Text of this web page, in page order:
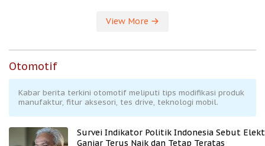
View More
Otomotif
Kabar berita terkini otomotif meliputi tips modifikasi produk
manufaktur, fitur aksesori, tes drive, teknologi mobil.
Survei Indikator Politik Indonesia Sebut
Ganjar Terus Naik dan Tetap Teratas